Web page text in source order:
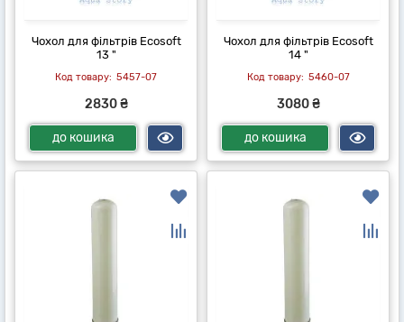
Чохол для фільтрів Ecosoft
13 "
5457-07
2830 ₴
до кошика
Чохол для фільтрів Ecosoft
14 "
5460-07
3080 ₴
до кошика